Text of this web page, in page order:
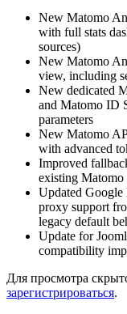
New Matomo
with full stats
sources)
New Matomo
view, including
New dedicated
and Matomo ID
parameters
New Matomo
with advanced
Improved
existing
Updated Google
proxy support
legacy default
Update for
compatibility
Для просмотра
зарегистрироваться.